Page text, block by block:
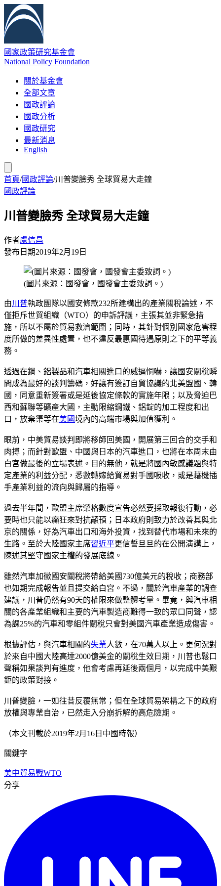
國家政策研究基金會
National Policy Foundation
關於基金會
全部文章
國政評論
國政分析
國政研究
最新消息
English
首頁/國政評論/川普變臉秀 全球貿易大走鐘
國政評論
川普變臉秀 全球貿易大走鐘
作者盧信昌
發布日期2019年2月19日
(圖片來源：國發會，國發會主委致詞。)
由川普執政團隊以國安條款232所建構出的產業關稅論述，不
僅拒斥世貿組織（WTO）的申訴評議，主張其並非緊急措
施，所以不屬於貿易救濟範圍；同時，其針對個別國家危害程
度所做的差異性處置，也不違反最惠國待遇原則之下的平等義
務。
透過在鋼、鋁製品和汽車相關進口的威逼恫嚇，讓國安關稅瞬
間成為最好的談判籌碼，好讓有簽訂自貿協議的北美盟國、韓
國，同意重新簽署或是延後協定條款的實施年限；以及脅迫巴
西和蘇聯等礦產大國，主動限縮鋼鐵、鋁錠的加工程度和出
口，放棄渠等在美國境內的高端市場與加值獲利。
眼前，中美貿易談判即將移師回美國，開展第三回合的交手和
肉搏；而針對歐盟、中國與日本的汽車進口，也將在本周末由
白宮做最後的立場表述。目的無他，就是將國內敏感議題與特
定產業的利益分配，悉數轉嫁給貿易對手國吸收，或是藉機插
手產業利益的流向與歸屬的指導。
過去半年間，歐盟主席榮格數度宣告必然要採取報復行動，必
要時也只能以癲狂來對抗顢頇；日本政府則致力於改善其與北
京的關係，好為汽車出口和海外投資，找到替代市場和未來的
生路。至於大陸國家主席習近平更信誓旦旦的在公開演講上，
陳述其堅守國家主權的發展底線。
雖然汽車加徵國安關稅將帶給美國730億美元的稅收；商務部
也如期完成報告並且提交給白宮。不過，關於汽車產業的調查
建議，川普仍然有90天的權限來做整體考量。畢竟，與汽車相
關的各產業組織和主要的汽車製造商難得一致的眾口同聲，認
為課25%的汽車和零組件關稅只會對美國汽車產業造成傷害。
根據評估，與汽車相關的失業人數，在70萬人以上。更何況對
於來自中國大陸高達2000億美金的關稅生效日期，川普也鬆口
聲稱如果談判有進度，他會考慮再延後兩個月，以完成中美艱
鉅的政策對接。
川普變臉，一如往昔反覆無常；但在全球貿易架構之下的政府
放權與專業自治，已然走入分崩拆解的高危險期。
（本文刊載於2019年2月16日中國時報）
關鍵字
美中貿易戰WTO
分享